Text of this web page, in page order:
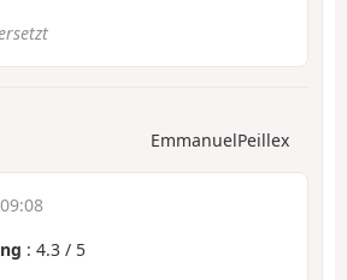
EmmanuelPeillex
: 4.3 / 5